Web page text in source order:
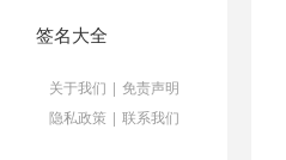
签名大全
关于我们 | 免责声明
隐私政策 | 联系我们